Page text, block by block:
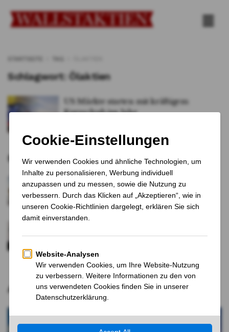
Schlagwort:Ölaktien
US Märkte starten mit kräftigem
Kursschub ins Jahr
Empfohlene Artikel
DAX im Höhenflug, US-Märkte in
gespannter Lauerstellung
1 JAHR VOR
Zollplänen kräftig zu
1 JAHR VOR
Aktuelle Nachrichten